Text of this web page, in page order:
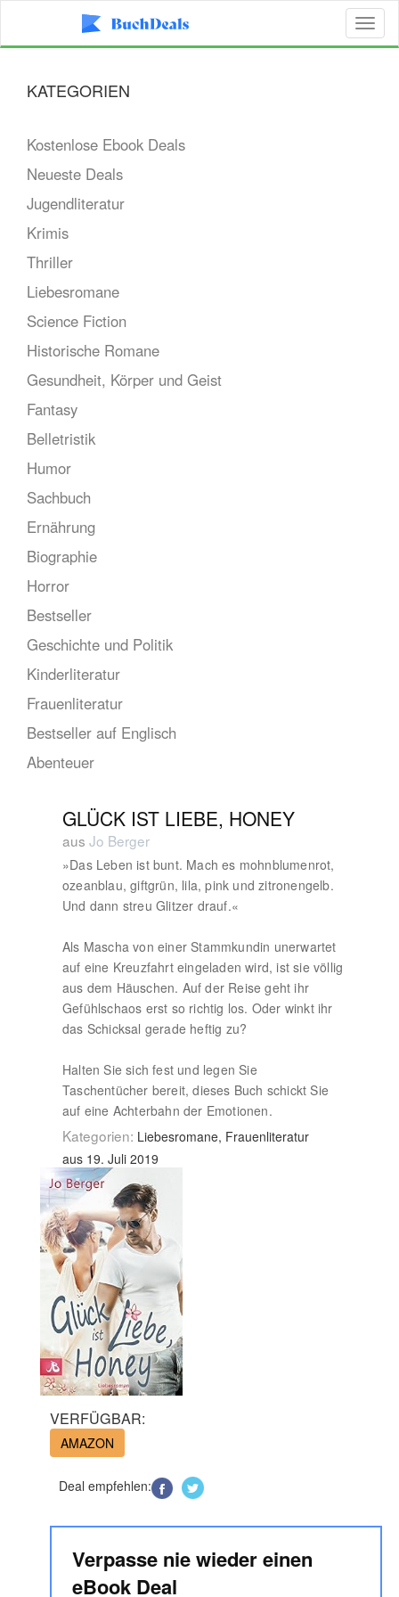
KATEGORIEN
Kostenlose Ebook Deals
Neueste Deals
Jugendliteratur
Krimis
Thriller
Liebesromane
Science Fiction
Historische Romane
Gesundheit, Körper und Geist
Fantasy
Belletristik
Humor
Sachbuch
Ernährung
Biographie
Horror
Bestseller
Geschichte und Politik
Kinderliteratur
Frauenliteratur
Bestseller auf Englisch
Abenteuer
GLÜCK IST LIEBE, HONEY
aus Jo Berger
»Das Leben ist bunt. Mach es mohnblumenrot,
ozeanblau, giftgrün, lila, pink und zitronengelb.
Und dann streu Glitzer drauf.«
Als Mascha von einer Stammkundin unerwartet
auf eine Kreuzfahrt eingeladen wird, ist sie völlig
aus dem Häuschen. Auf der Reise geht ihr
Gefühlschaos erst so richtig los. Oder winkt ihr
das Schicksal gerade heftig zu?
Halten Sie sich fest und legen Sie
Taschentücher bereit, dieses Buch schickt Sie
auf eine Achterbahn der Emotionen.
Kategorien: Liebesromane, Frauenliteratur
aus 19. Juli 2019
VERFÜGBAR:
AMAZON
Deal empfehlen:
Verpasse nie wieder einen
eBook Deal